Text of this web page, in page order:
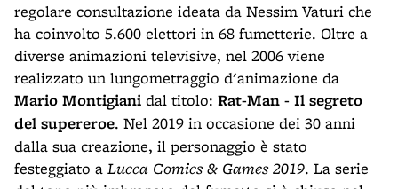
regolare consultazione ideata da Nessim Vaturi che
ha coinvolto 5.600 elettori in 68 fumetterie. Oltre a
diverse animazioni televisive, nel 2006 viene
realizzato un lungometraggio d'animazione da
Mario Montigiani dal titolo: Rat-Man - Il segreto
del supereroe. Nel 2019 in occasione dei 30 anni
dalla sua creazione, il personaggio è stato
festeggiato a Lucca Comics & Games 2019. La serie